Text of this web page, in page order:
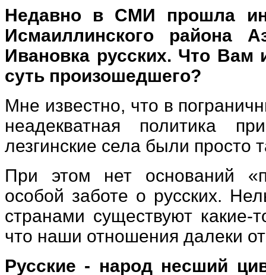
Недавно в СМИ прошла
Исмаиллинского района
Ивановка русских. Что Вам
суть произошедшего?
Мне известно, что в
неадекватная политика
лезгинские села были просто
При этом нет оснований
особой заботе о русских.
странами существуют
что наши отношения далеки
Русские - народ несший